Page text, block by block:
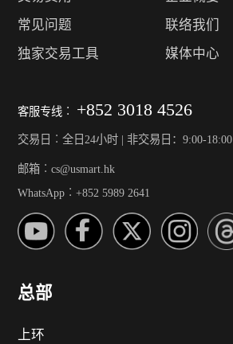
常见问题
独家交易工具
联络我们
媒体中心
客服专线︰ +852 3018 4526
交易日︰全日24小时 | 非交易日：9:00-18:00
邮箱︰cs@usmart.hk
WhatsApp︰+852 5989 2641
总部
上环